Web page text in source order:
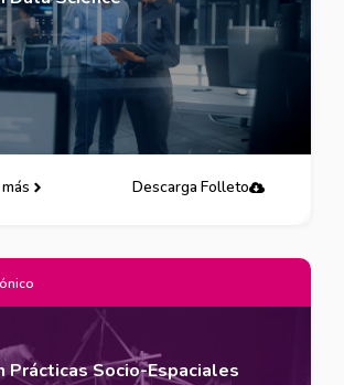
Descarga Folleto
Prácticas Socio-Espaciales